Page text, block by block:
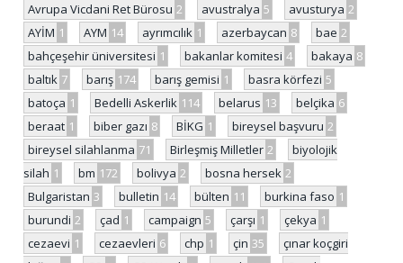
Avrupa Vicdani Ret Bürosu 2 avustralya 5 avusturya 2
AYİM 1 AYM 14 ayrımcılık 1 azerbaycan 8 bae 2
bahçeşehir üniversitesi 1 bakanlar komitesi 4 bakaya 8
baltık 7 barış 174 barış gemisi 1 basra körfezi 5
batoça 1 Bedelli Askerlik 114 belarus 13 belçika 6
beraat 1 biber gazı 8 BİKG 1 bireysel başvuru 2
bireysel silahlanma 71 Birleşmiş Milletler 2
biyolojik
silah 1 bm 172 bolivya 2 bosna hersek 2
Bulgaristan 3 bulletin 14 bülten 11 burkina faso 1
burundi 2 çad 1 campaign 5 çarşı 1 çekya 1
cezaevi 1 cezaevleri 6 chp 1 çin 35
çınar koçgiri